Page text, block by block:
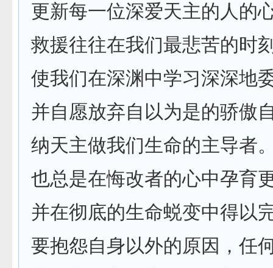
更新每一位深爱天主的人的
救援往往在我们最悲苦的时
使我们在深渊中学习深深地
并自愿放弃自以为是的骄傲
纳天主做我们生命的主导者
也总是在悔改者的心中孕育
并在彻底的生命蜕变中得以
要抱怨自身以外的原因，任